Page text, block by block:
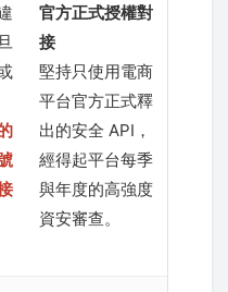
官方正式授權對
接
堅持只使用電商
平台官方正式釋
出的安全 API，
經得起平台每季
與年度的高強度
資安審查。